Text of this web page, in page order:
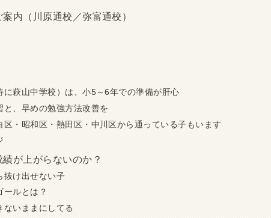
内（川原通校／弥富通校）
に萩山中学校）は、小5～6年での準備が肝心
と、早めの勉強方法改善を
区・昭和区・熱田区・中川区から通っている子もいます
が上がらないのか？
抜け出せない子
ールとは？
ないままにしてる